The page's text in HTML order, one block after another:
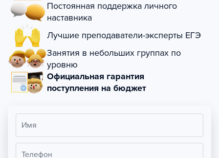
Постоянная поддержка личного
наставника
Лучшие преподаватели-эксперты ЕГЭ
Занятия в небольших группах по
уровню
Официальная гарантия
поступления на бюджет
Имя
Телефон